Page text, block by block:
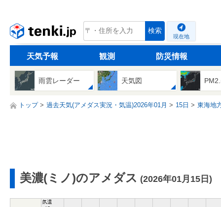
tenki.jp 検索
現在地
天気予報 観測 防災情報
雨雲レーダー 天気図
トップ 過去天気(アメダス実況・気温)2026年01月 15日 東海地
美濃(ミノ)のアメダス (2026年01月15日)